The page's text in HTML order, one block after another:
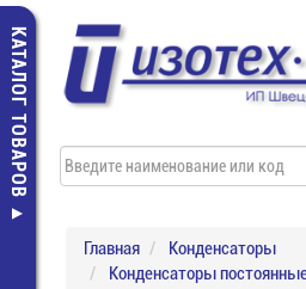
КАТАЛОГ ТОВАРОВ
Главная
Конденсаторы
Конденсаторы